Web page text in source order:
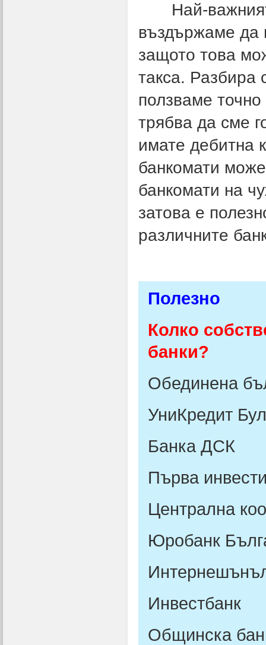
Най-важният
въздържаме да
защото това
такса. Разбира
ползваме
трябва да сме
имате дебитна
банкомати
банкомати на
затова е
различните
Полезно
Колко
банки?
Обединена
УниКредит
Банка ДСК
Първа
Централна
Юробанк
Инвестбанк
Общинска